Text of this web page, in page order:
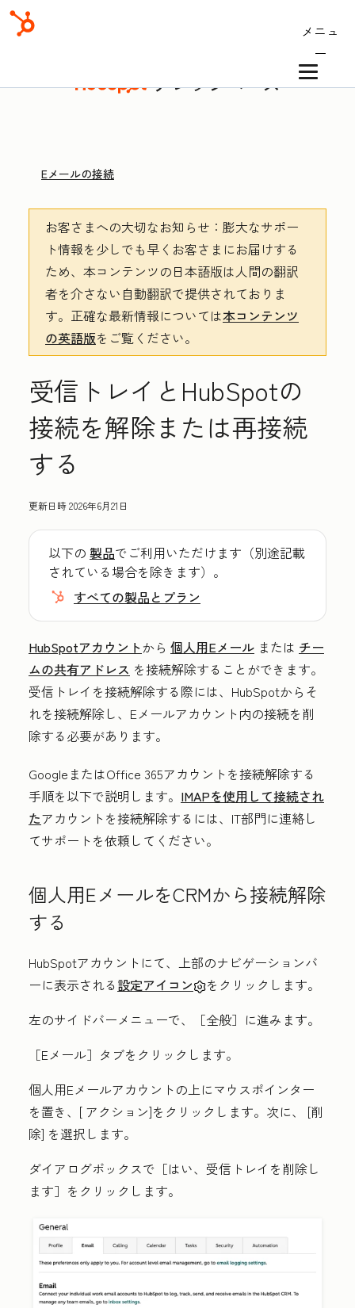
メニュ
ー
ナレッジベース
Eメールの接続
お客さまへの大切なお知らせ ：膨大なサポー
ト情報を少しでも早くお客さまにお届けする
ため、本コンテンツの日本語版は人間の翻訳
者を介さない自動翻訳で提供されておりま
す。 正確な最新情報については本コンテンツ
の英語版をご覧ください。
受信トレイとHubSpotの
接続を解除または再接続
する
更新日時2026年6月21日
以下の 製品でご利用いただけます（別途記載
されている場合を除きます）。
すべての製品とプラン
HubSpotアカウントから 個人用Eメール または チー
ムの共有アドレス を接続解除することができます。
受信トレイを接続解除する際には、HubSpotからそ
れを接続解除し、Eメールアカウント内の接続を削
除する必要があります。
GoogleまたはOffice 365アカウントを接続解除する
手順を以下で説明します。 IMAPを使用して接続され
たアカウントを接続解除するには、IT部門に連絡し
てサポートを依頼してください。
個人用EメールをCRMから接続解除
する
HubSpotアカウントにて、上部のナビゲーションバ
ーに表示される設定アイコン
をクリックします。
左のサイドバーメニューで、［全般］ に進みます。
［Eメール］ タブをクリックします。
個人用Eメールアカウントの上にマウスポインター
を置き、[ アクション]をクリックします。次に、 [削
除] を選択します。
ダイアログボックスで ［はい、受信トレイを削除し
ます］をクリックします。